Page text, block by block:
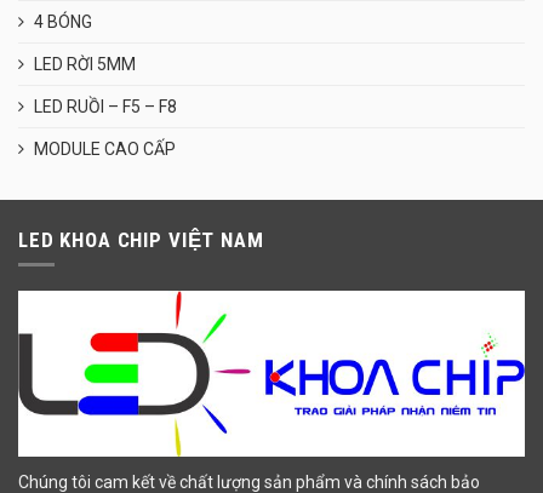
4 BÓNG
LED RỜI 5MM
LED RUỒI – F5 – F8
MODULE CAO CẤP
LED KHOA CHIP VIỆT NAM
Chúng tôi cam kết về chất lượng sản phẩm và chính sách bảo